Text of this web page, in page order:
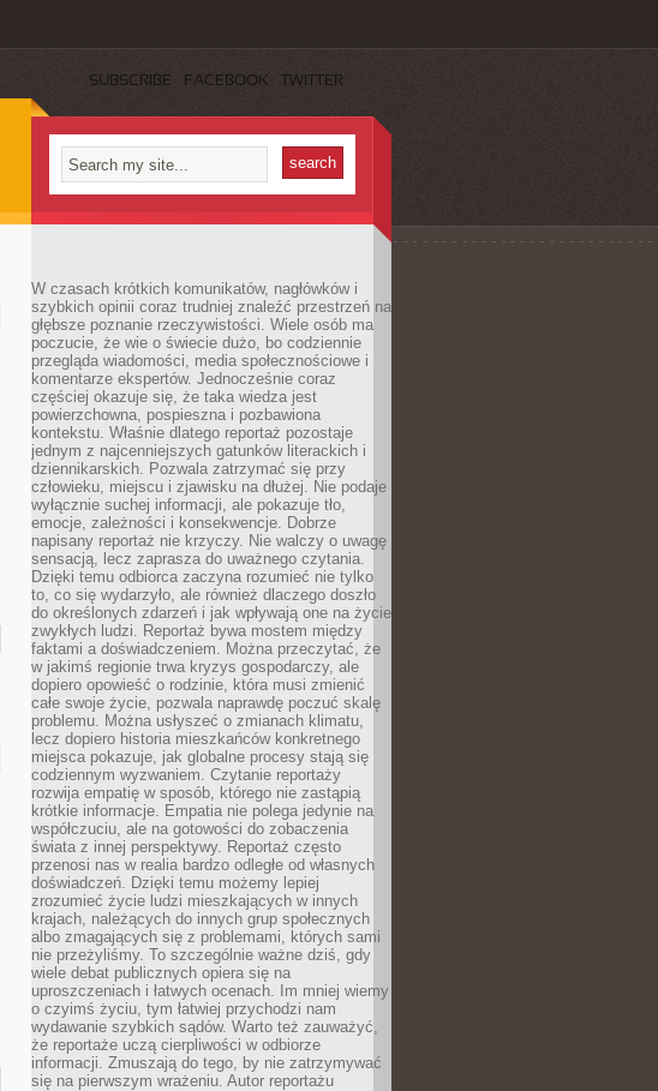
SUBSCRIBE FACEBOOK TWITTER
W czasach krótkich komunikatów, nagłówków i
szybkich opinii coraz trudniej znaleźć przestrzeń na
głębsze poznanie rzeczywistości. Wiele osób ma
poczucie, że wie o świecie dużo, bo codziennie
przegląda wiadomości, media społecznościowe i
komentarze ekspertów. Jednocześnie coraz
częściej okazuje się, że taka wiedza jest
powierzchowna, pospieszna i pozbawiona
kontekstu. Właśnie dlatego reportaż pozostaje
jednym z najcenniejszych gatunków literackich i
dziennikarskich. Pozwala zatrzymać się przy
człowieku, miejscu i zjawisku na dłużej. Nie podaje
wyłącznie suchej informacji, ale pokazuje tło,
emocje, zależności i konsekwencje. Dobrze
napisany reportaż nie krzyczy. Nie walczy o uwagę
sensacją, lecz zaprasza do uważnego czytania.
Dzięki temu odbiorca zaczyna rozumieć nie tylko
to, co się wydarzyło, ale również dlaczego doszło
do określonych zdarzeń i jak wpływają one na życie
zwykłych ludzi. Reportaż bywa mostem między
faktami a doświadczeniem. Można przeczytać, że
w jakimś regionie trwa kryzys gospodarczy, ale
dopiero opowieść o rodzinie, która musi zmienić
całe swoje życie, pozwala naprawdę poczuć skalę
problemu. Można usłyszeć o zmianach klimatu,
lecz dopiero historia mieszkańców konkretnego
miejsca pokazuje, jak globalne procesy stają się
codziennym wyzwaniem. Czytanie reportaży
rozwija empatię w sposób, którego nie zastąpią
krótkie informacje. Empatia nie polega jedynie na
współczuciu, ale na gotowości do zobaczenia
świata z innej perspektywy. Reportaż często
przenosi nas w realia bardzo odległe od własnych
doświadczeń. Dzięki temu możemy lepiej
zrozumieć życie ludzi mieszkających w innych
krajach, należących do innych grup społecznych
albo zmagających się z problemami, których sami
nie przeżyliśmy. To szczególnie ważne dziś, gdy
wiele debat publicznych opiera się na
uproszczeniach i łatwych ocenach. Im mniej wiemy
o czyimś życiu, tym łatwiej przychodzi nam
wydawanie szybkich sądów. Warto też zauważyć,
że reportaże uczą cierpliwości w odbiorze
informacji. Zmuszają do tego, by nie zatrzymywać
się na pierwszym wrażeniu. Autor reportażu